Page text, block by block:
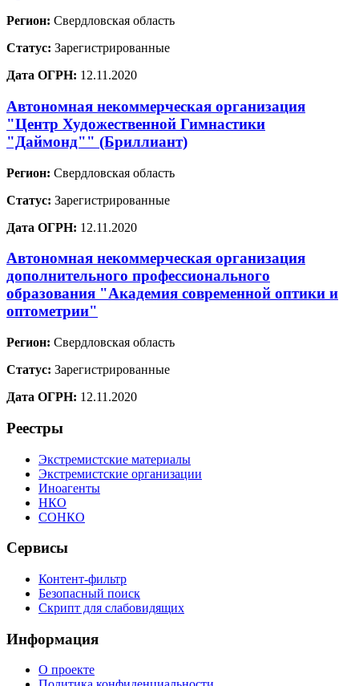
Регион: Свердловская область
Статус: Зарегистрированные
Дата ОГРН: 12.11.2020
Автономная некоммерческая организация
"Центр Художественной Гимнастики
"Даймонд"" (Бриллиант)
Регион: Свердловская область
Статус: Зарегистрированные
Дата ОГРН: 12.11.2020
Автономная некоммерческая организация
дополнительного профессионального
образования "Академия современной оптики и
оптометрии"
Регион: Свердловская область
Статус: Зарегистрированные
Дата ОГРН: 12.11.2020
Реестры
Экстремистские материалы
Экстремистские организации
Иноагенты
НКО
СОНКО
Сервисы
Контент-фильтр
Безопасный поиск
Скрипт для слабовидящих
Информация
О проекте